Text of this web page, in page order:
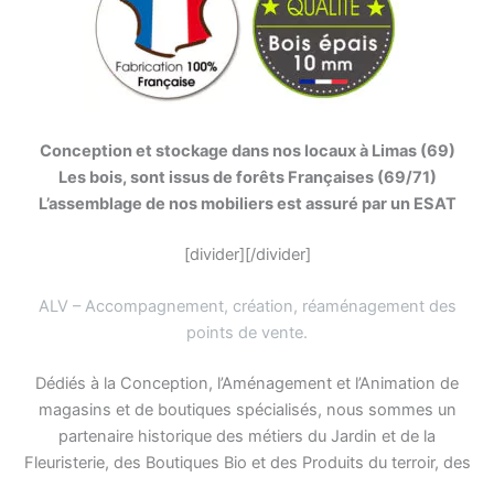
Conception et stockage dans nos locaux à Limas (69)
Les bois, sont issus de forêts Françaises (69/71)
L’assemblage de nos mobiliers est assuré par un ESAT
[divider][/divider]
ALV – Accompagnement, création, réaménagement des
points de vente.
Dédiés à la Conception, l’Aménagement et l’Animation de
magasins et de boutiques spécialisés, nous sommes un
partenaire historique des métiers du Jardin et de la
Fleuristerie, des Boutiques Bio et des Produits du terroir, des